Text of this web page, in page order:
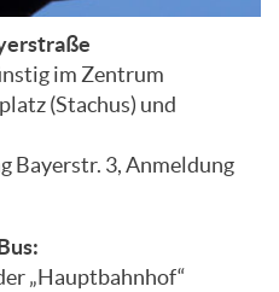
im Zentrum
(Stachus) und
Bayerstr. 3, Anmeldung
„Hauptbahnhof“